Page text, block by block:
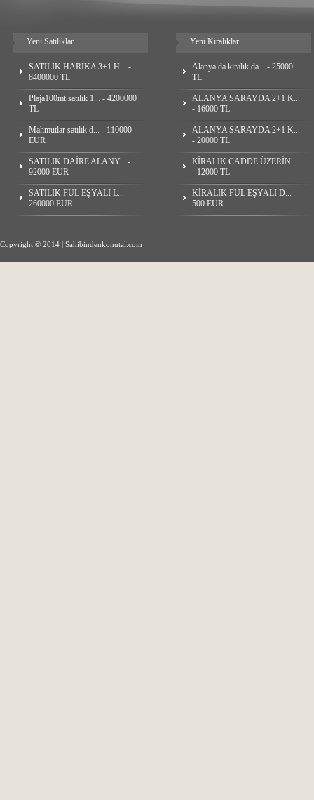
Yeni Satılıklar
SATILIK HARİKA 3+1 H... -
8400000 TL
Plaja100mt.satılık 1... - 4200000
TL
Mahmutlar satılık d... - 110000
EUR
SATILIK DAİRE ALANY... -
92000 EUR
SATILIK FUL EŞYALI L... -
260000 EUR
Yeni Kiralıklar
Alanya da kiralık da... - 25000
TL
ALANYA SARAYDA 2+1 K...
- 16000 TL
ALANYA SARAYDA 2+1 K...
- 20000 TL
КİRALIK CADDE ÜZERİN...
- 12000 TL
KİRALIK FUL EŞYALI D... -
500 EUR
Copyright © 2014 | Sahibindenkonutal.com